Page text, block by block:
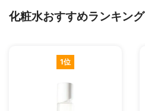
化粧水おすすめランキング
1位